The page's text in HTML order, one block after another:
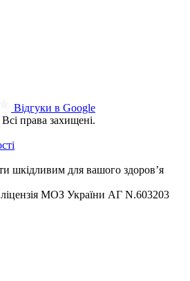
Відгуки в Google
права захищені.
шкідливим для вашого здоров’я
МОЗ України АГ N.603203